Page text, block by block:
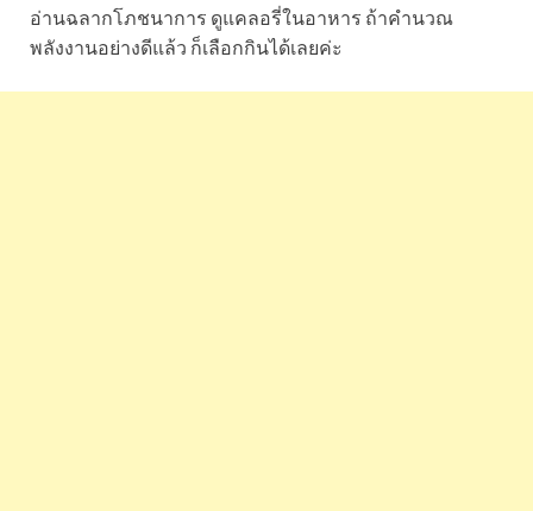
อ่านฉลากโภชนาการ ดูแคลอรี่ในอาหาร ถ้าคำนวณ
พลังงานอย่างดีแล้ว ก็เลือกกินได้เลยค่ะ